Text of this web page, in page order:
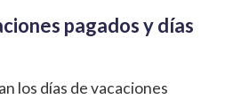
pagados y días
los días de vacaciones